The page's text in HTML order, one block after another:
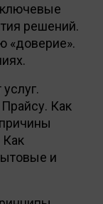
решений.
«доверие».
Как
Как
и